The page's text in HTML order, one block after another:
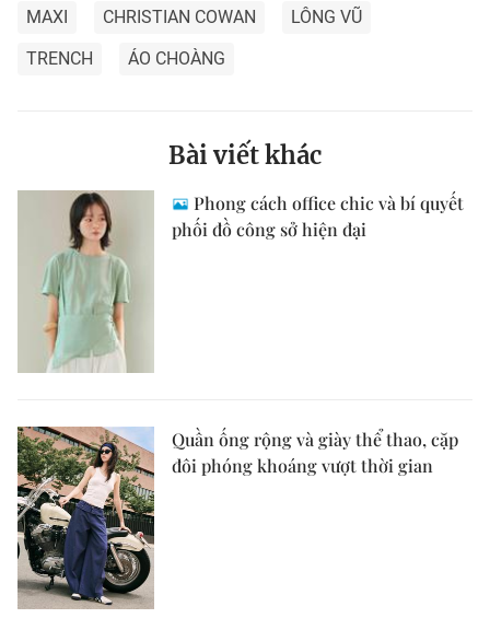
MAXI
CHRISTIAN COWAN
LÔNG VŨ
TRENCH
ÁO CHOÀNG
Bài viết khác
Phong cách office chic và bí quyết
phối đồ công sở hiện đại
Quần ống rộng và giày thể thao, cặp
đôi phóng khoáng vượt thời gian